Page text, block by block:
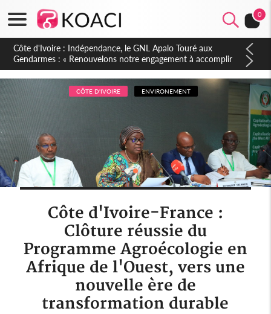
0
Sierra Leone : Un projet de réforme constitutionnelle en
gestation, points clés des amendements, un exclu d'avance
CÔTE D'IVOIRE ENVIRONEMENT
Côte d'Ivoire-France :
Clôture réussie du
Programme Agroécologie en
Afrique de l'Ouest, vers une
nouvelle ère de
transformation durable